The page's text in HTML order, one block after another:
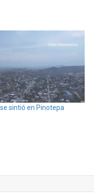
sintió en Pinotepa